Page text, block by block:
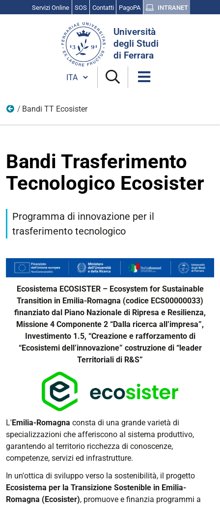
Servizi Online SOS Contatti PagoPA INTRANET
Università
degli Studi
di Ferrara
Cambia lingua
Progetti di Unife
Bandi TT Ecosister
Bandi Trasferimento
Tecnologico Ecosister
Programma di innovazione per il
trasferimento tecnologico
Ecosistema ECOSISTER – Ecosystem for Sustainable
Transition in Emilia-Romagna (codice ECS00000033)
finanziato dal Piano Nazionale di Ripresa e Resilienza,
Missione 4 Componente 2 “Dalla ricerca all’impresa”,
Investimento 1.5, “Creazione e rafforzamento di
“Ecosistemi dell’innovazione” costruzione di “leader
Territoriali di R&S”
L' Emilia-Romagna consta di una grande varietà di
specializzazioni che afferiscono al sistema produttivo,
garantendo al territorio ricchezza di conoscenze,
competenze, servizi ed infrastrutture.
In un'ottica di sviluppo verso la sostenibilità, il progetto
Ecosistema per la Transizione Sostenible in Emilia-
Romagna ( Ecosister), promuove e finanzia programmi a